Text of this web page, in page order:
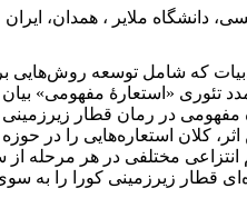
دانشگاه ملایر ، همدان، ایران
که شامل توسعه روش‌‌‌‌‌‌‌‌‌‌هایی
تئوری «استعارۀ مفهومی»
مفهومی در رمان قطار
اثر، کلان استعاره‌‌‌‌‌‌‌‌‌‌هایی را
انتزاعی مختلفی در هر مرحله
قطار زیرزمینی کورا را